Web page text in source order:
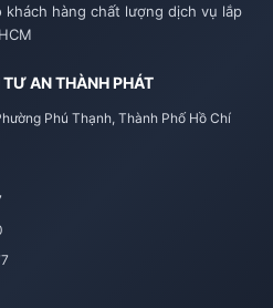
khách hàng chất lượng dịch vụ lắp
AN THÀNH PHÁT
Phú Thạnh, Thành Phố Hồ Chí